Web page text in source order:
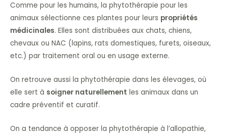
Comme pour les humains, la phytothérapie pour les
animaux sélectionne ces plantes pour leurs propriétés
médicinales. Elles sont distribuées aux chats, chiens,
chevaux ou NAC (lapins, rats domestiques, furets, oiseaux,
etc.) par traitement oral ou en usage externe.
On retrouve aussi la phytothérapie dans les élevages, où
elle sert à soigner naturellement les animaux dans un
cadre préventif et curatif.
On a tendance à opposer la phytothérapie à l’allopathie,